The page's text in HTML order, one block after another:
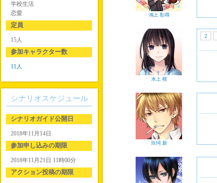
鴻上 彰尋
水上 桜
2
玖珂 新
学校生活
恋愛
定員
15人
参加キャラクター数
11人
シナリオスケジュール
シナリオガイド公開日
2018年11月14日
参加申し込みの期限
2018年11月21日 11時00分
アクション投稿の期限